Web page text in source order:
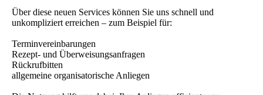
Über diese neuen Services können Sie uns schnell und
unkompliziert erreichen – zum Beispiel für:
Terminvereinbarungen
Rezept- und Überweisungsanfragen
Rückrufbitten
allgemeine organisatorische Anliegen